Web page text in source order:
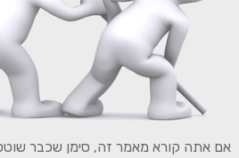
אם אתה קורא מאמר זה, סימן שכבר